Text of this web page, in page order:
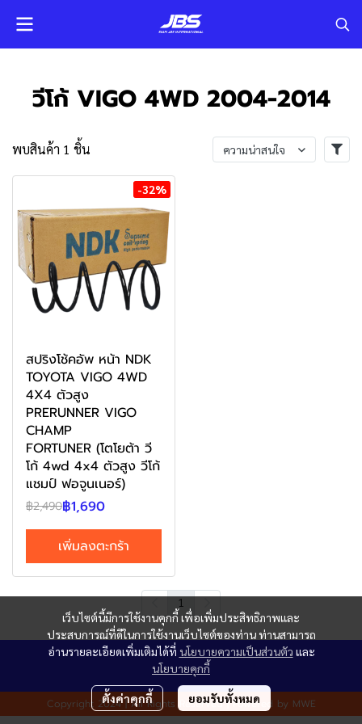
วีโก้ VIGO 4WD 2004-2014
พบสินค้า 1 ชิ้น ความน่าสนใจ
-32%
สปริงโช้คอัพ หน้า NDK
TOYOTA VIGO 4WD
4X4 ตัวสูง
PRERUNNER VIGO
CHAMP
FORTUNER (โตโยต้า วี
โก้ 4wd 4x4 ตัวสูง วีโก้
แชมป์ ฟอจูนเนอร์)
฿2,490฿1,690
เพิ่มลงตะกร้า
1
เว็บไซต์นี้มีการใช้งานคุกกี้ เพื่อเพิ่มประสิทธิภาพและ
ประสบการณ์ที่ดีในการใช้งานเว็บไซต์ของท่าน ท่านสามารถ
อ่านรายละเอียดเพิ่มเติมได้ที่ นโยบายความเป็นส่วนตัว และ
นโยบายคุกกี้
ตั้งค่าคุกกี้ ยอมรับทั้งหมด
Copyright 2024 | All Rights Reserved | Powered by MWE